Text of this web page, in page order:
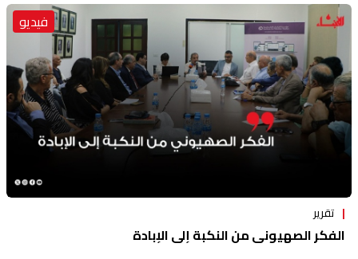
فيديو
تقرير
الفكر الصهيوني من النكبة إلى الإبادة